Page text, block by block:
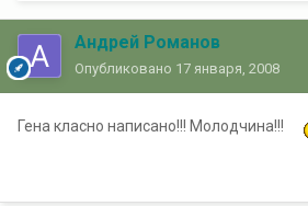
Андрей Романов
Опубликовано 17 января, 2008
Гена класно написано!!! Молодчина!!!